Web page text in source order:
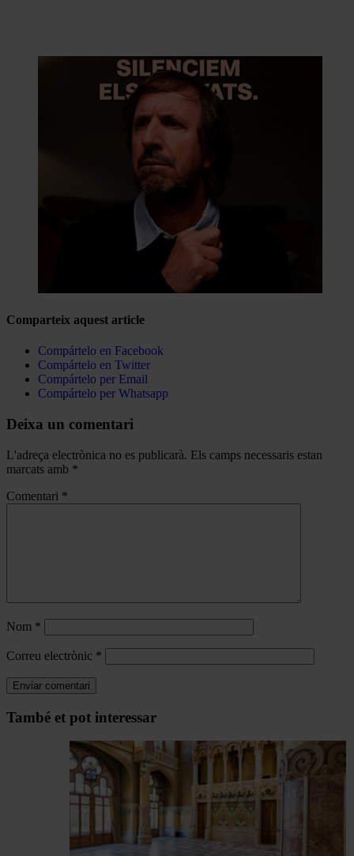
Comparteix aquest article
Compártelo en Facebook
Compártelo en Twitter
Compártelo per Email
Compártelo per Whatsapp
Deixa un comentari
L'adreça electrònica no es publicarà. Els camps necessaris estan
marcats amb *
Comentari *
Nom *
Correu electrònic *
Navegar
També et pot interessar